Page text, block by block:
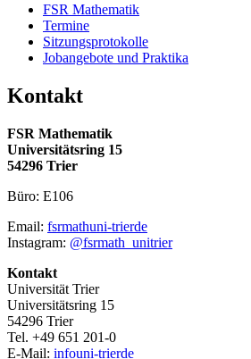
FSR Mathematik
Termine
Sitzungsprotokolle
Jobangebote und Praktika
Kontakt
FSR Mathematik
Universitätsring 15
54296 Trier
Büro: E106
Email: fsrmathuni-trierde
Instagram: @fsrmath_unitrier
Kontakt
Universität Trier
Universitätsring 15
54296 Trier
Tel. +49 651 201-0
E-Mail: infouni-trierde